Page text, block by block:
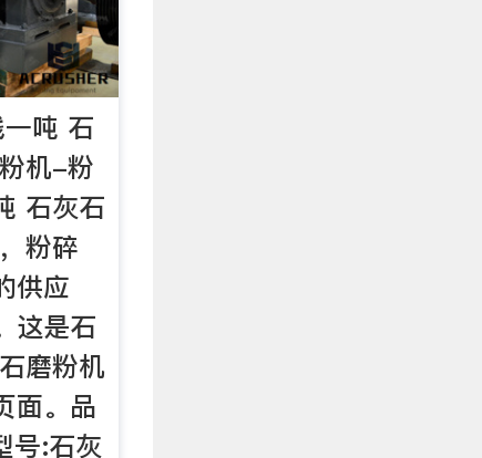
吨 石
机-粉
石灰石
粉碎
供应
这是石
磨粉机
面。品
号:石灰